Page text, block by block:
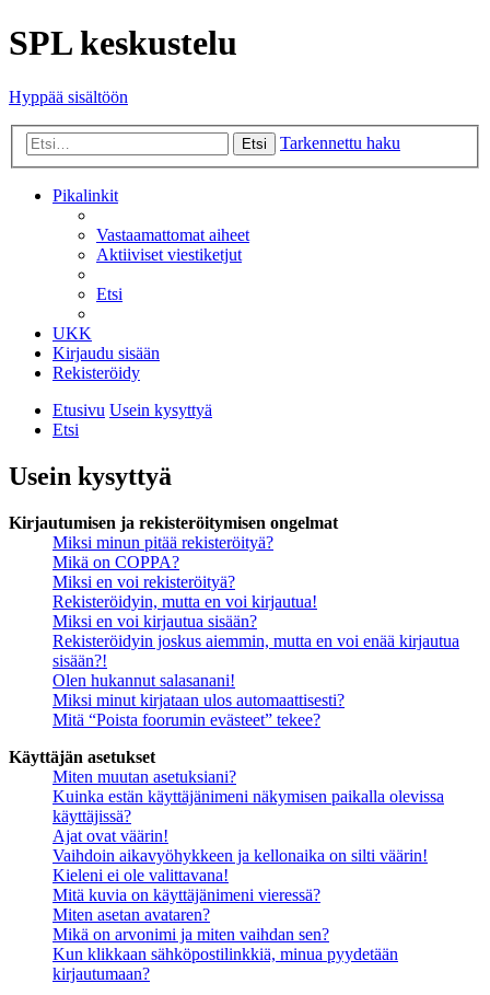
SPL keskustelu
Hyppää sisältöön
Etsi Tarkennettu haku
Pikalinkit
Vastaamattomat aiheet
Aktiiviset viestiketjut
Etsi
UKK
Kirjaudu sisään
Rekisteröidy
Etusivu Usein kysyttyä
Etsi
Usein kysyttyä
Kirjautumisen ja rekisteröitymisen ongelmat
Miksi minun pitää rekisteröityä?
Mikä on COPPA?
Miksi en voi rekisteröityä?
Rekisteröidyin, mutta en voi kirjautua!
Miksi en voi kirjautua sisään?
Rekisteröidyin joskus aiemmin, mutta en voi enää kirjautua
sisään?!
Olen hukannut salasanani!
Miksi minut kirjataan ulos automaattisesti?
Mitä “Poista foorumin evästeet” tekee?
Käyttäjän asetukset
Miten muutan asetuksiani?
Kuinka estän käyttäjänimeni näkymisen paikalla olevissa
käyttäjissä?
Ajat ovat väärin!
Vaihdoin aikavyöhykkeen ja kellonaika on silti väärin!
Kieleni ei ole valittavana!
Mitä kuvia on käyttäjänimeni vieressä?
Miten asetan avataren?
Mikä on arvonimi ja miten vaihdan sen?
Kun klikkaan sähköpostilinkkiä, minua pyydetään
kirjautumaan?